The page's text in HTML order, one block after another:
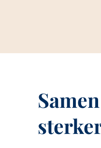
Samen